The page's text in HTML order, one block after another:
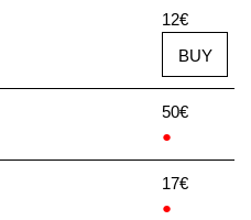
12€
BUY
50€
●
17€
●